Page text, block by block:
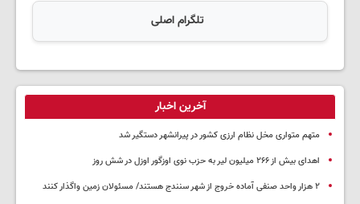
تلگرام اصلی
آخرین اخبار
متهم متواری مخل نظام ارزی کشور در پیرانشهر دستگیر شد
اهدای بیش از ۲۶۶ میلیون لیر به حزب نوی اوزگور اوزل در شش روز
۲ هزار واحد صنفی آماده خروج از شهر سنندج هستند/ مسئولان زمین واگذار کنند